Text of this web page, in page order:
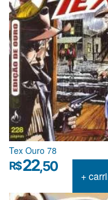
Tex Ouro 78
R$22,50
+